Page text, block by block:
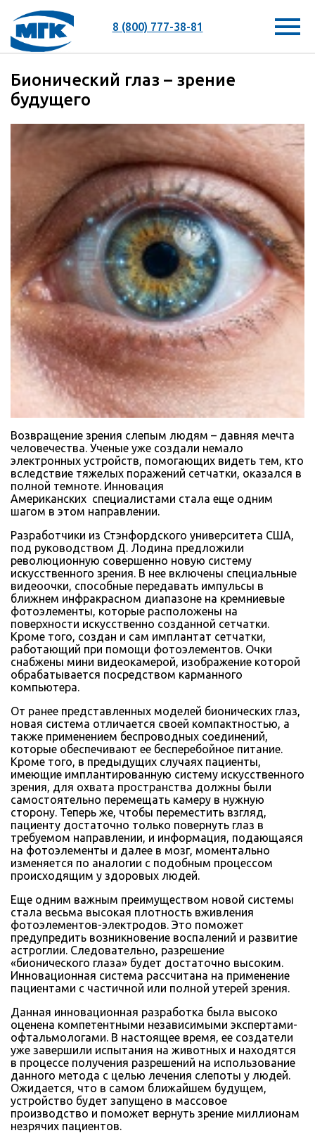
8 (800) 777-38-81
Бионический глаз – зрение
будущего
Возвращение зрения слепым людям – давняя мечта
человечества. Ученые уже создали немало
электронных устройств, помогающих видеть тем, кто
вследствие тяжелых поражений сетчатки, оказался в
полной темноте. Инновация
Американских специалистами стала еще одним
шагом в этом направлении.
Разработчики из Стэнфордского университета США,
под руководством Д. Лодина предложили
революционную совершенно новую систему
искусственного зрения. В нее включены специальные
видеоочки, способные передавать импульсы в
ближнем инфракрасном диапазоне на кремниевые
фотоэлементы, которые расположены на
поверхности искусственно созданной сетчатки.
Кроме того, создан и сам имплантат сетчатки,
работающий при помощи фотоэлементов. Очки
снабжены мини видеокамерой, изображение которой
обрабатывается посредством карманного
компьютера.
От ранее представленных моделей бионических глаз,
новая система отличается своей компактностью, а
также применением беспроводных соединений,
которые обеспечивают ее бесперебойное питание.
Кроме того, в предыдущих случаях пациенты,
имеющие имплантированную систему искусственного
зрения, для охвата пространства должны были
самостоятельно перемещать камеру в нужную
сторону. Теперь же, чтобы переместить взгляд,
пациенту достаточно только повернуть глаз в
требуемом направлении, и информация, подающаяся
на фотоэлементы и далее в мозг, моментально
изменяется по аналогии с подобным процессом
происходящим у здоровых людей.
Еще одним важным преимуществом новой системы
стала весьма высокая плотность вживления
фотоэлементов-электродов. Это поможет
предупредить возникновение воспалений и развитие
астроглии. Следовательно, разрешение
«бионического глаза» будет достаточно высоким.
Инновационная система рассчитана на применение
пациентами с частичной или полной утерей зрения.
Данная инновационная разработка была высоко
оценена компетентными независимыми экспертами-
офтальмологами. В настоящее время, ее создатели
уже завершили испытания на животных и находятся
в процессе получения разрешений на использование
данного метода с целью лечения слепоты у людей.
Ожидается, что в самом ближайшем будущем,
устройство будет запущено в массовое
производство и поможет вернуть зрение миллионам
незрячих пациентов.